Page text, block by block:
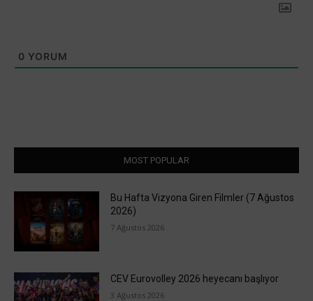
0 YORUM
MOST POPULAR
Bu Hafta Vizyona Giren Filmler (7 Ağustos
2026)
7 Ağustos 2026
CEV Eurovolley 2026 heyecanı başlıyor
3 Ağustos 2026